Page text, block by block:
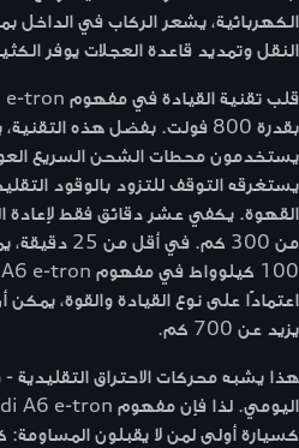
الكهربائية، يشعر الركاب في الداخل
النقل وتمديد قاعدة العجلات يوفر
بقدرة 800 فولت. بفضل هذه
يستخدمون محطات الشحن السريع
يستغرقه التوقف للتزود بالوقود
القهوة. يكفي عشر دقائق فقط
من 300 كم.
يزيد عن 700 كم.
هذا يشبه محركات الاحتراق التقليدية
كسيارة أولى لمن لا يقبلون المساومة: